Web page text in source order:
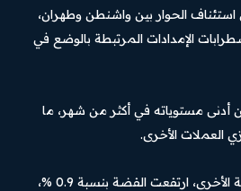
الحوار بين واشنطن وطهران،
الإمدادات المرتبطة بالوضع في
أدنى مستوياته في أكثر من شهر، ما
العملات الأخرى.
وفي أسواق المعادن النفيسة الأخرى، ارتفعت الفضة بنسبة 0.9 %،